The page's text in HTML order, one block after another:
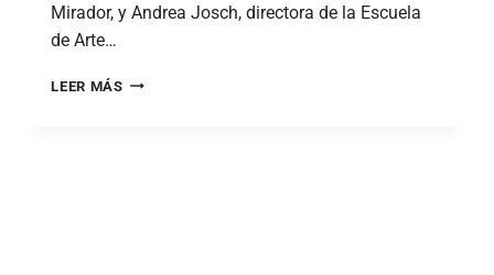
Mirador, y Andrea Josch, directora de la Escuela
de Arte…
LEER MÁS